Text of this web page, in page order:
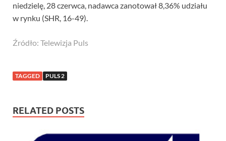
niedzielę, 28 czerwca, nadawca zanotował 8,36% udziału
w rynku (SHR, 16-49).
Źródło: Telewizja Puls
TAGGED PULS 2
RELATED POSTS